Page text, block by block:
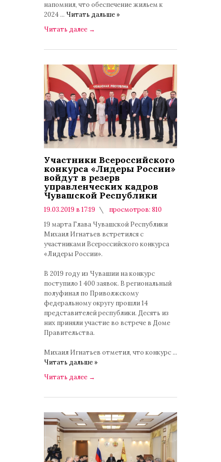
напомнил, что обеспечение жильем к
2024 ... Читать дальше »
Читать далее →
Участники Всероссийского
конкурса «Лидеры России»
войдут в резерв
управленческих кадров
Чувашской Республики
19.03.2019 в 17:19
просмотров: 810
19 марта Глава Чувашской Республики
Михаил Игнатьев встретился с
участниками Всероссийского конкурса
«Лидеры России».
В 2019 году из Чувашии на конкурс
поступило 1 400 заявок. В региональный
полуфинал по Приволжскому
федеральному округу прошли 14
представителей республики. Десять из
них приняли участие во встрече в Доме
Правительства.
Михаил Игнатьев отметил, что конкурс ...
Читать дальше »
Читать далее →